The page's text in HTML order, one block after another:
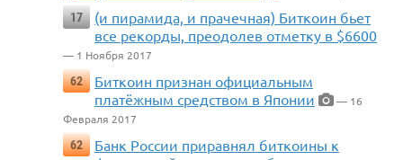
17
(и пирамида, и прачечная) Биткоин бьет
все рекорды, преодолев отметку в $6600
— 1 Ноября 2017
62
Биткоин признан официальным
платёжным средством в Японии
— 16
Февраля 2017
62
Банк России приравнял биткоины к